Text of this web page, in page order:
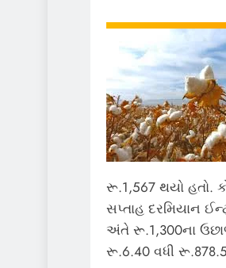
રૂ.1,567 થયો હતો.
સપ્તાહ દરમિયાન
અંતે રૂ.1,300ના
રૂ.6.40 વધી